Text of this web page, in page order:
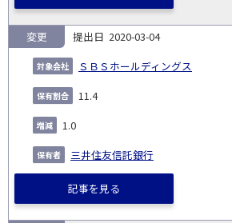
2020-03-04
ＳＢＳホールディングス
変更
11.4
1.0
三井住友信託銀行
記事を見る